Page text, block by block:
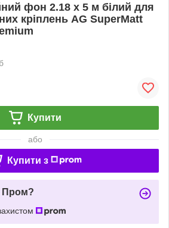
фон 2.18 х 5 м білий для
кріплень AG SuperMatt
Купити
або
Купити з
Пром?